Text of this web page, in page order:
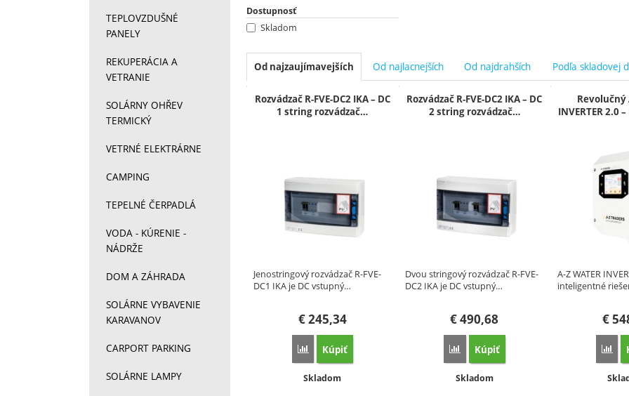
Dostupnosť
Skladom
Od najzaujímavejších Od najlacnejších Od najdrahších Podľa skladovej
Produkty
Rozvádzač R-FVE-DC2 IKA – DC
1 string rozvádzač…
Jenostringový rozvádzač R-FVE-
DC1 IKA je DC vstupný…
€245,34
Porovnať
Kúpiť
Dostupnosť:
Skladom
Rozvádzač R-FVE-DC2 IKA – DC
2 string rozvádzač…
Dvou stringový rozvádzač R-FVE-
DC2 IKA je DC vstupný…
€490,68
Porovnať
Kúpiť
Dostupnosť:
Skladom
Revolučný
INVERTER
A-Z WATER
inteligentné
€
TEPLOVZDUŠNÉ
PANELY
REKUPERÁCIA A
VETRANIE
SOLÁRNY OHŘEV
TERMICKÝ
VETRNÉ ELEKTRÁRNE
CAMPING
TEPELNÉ ČERPADLÁ
VODA - KÚRENIE -
NÁDRŽE
DOM A ZÁHRADA
SOLÁRNE VYBAVENIE
KARAVANOV
CARPORT PARKING
SOLÁRNE LAMPY